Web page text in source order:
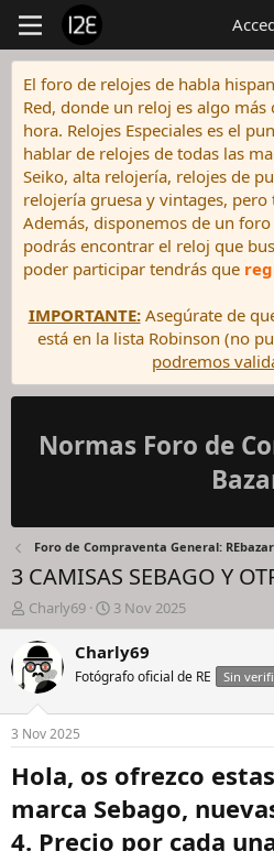
El foro de relojes de habla
Red, donde un reloj es algo
hora. Relojes Especiales es el
hablar de relojes de todas las
Seiko, alta relojería, relojes de
relojería gruesa y vintages,
Además, disponemos de un
podrás encontrar el reloj que
poder participar tendrás que
IMPORTANTE:Asegúrate de
está en la lista Robinson (no
podremos
Normas Foro de
Foro de Compraventa General: REbazar
3 CAMISAS SEBAGO Y
I
n
i
c
a
d
o
d
e
h
Charly69
F
e
c
h
a
i
c
o
3 Nov 2025
Charly69
Fotógrafo oficial de RE Sin
3 Nov 2025
Hola, os ofrezco
marca Sebago,
4. Precio por cada